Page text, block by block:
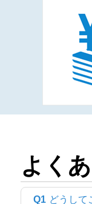
よく
Q1 どうして